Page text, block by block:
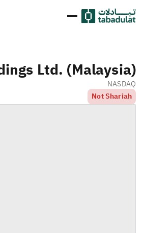
Ltd. (Malaysia)
NASDAQ
Not Shariah